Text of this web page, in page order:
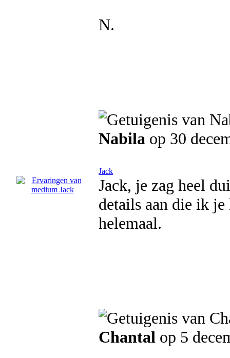
N.
Nabila op 30
Jack
Jack, je zag heel
details aan die ik
helemaal.
Chantal op 5